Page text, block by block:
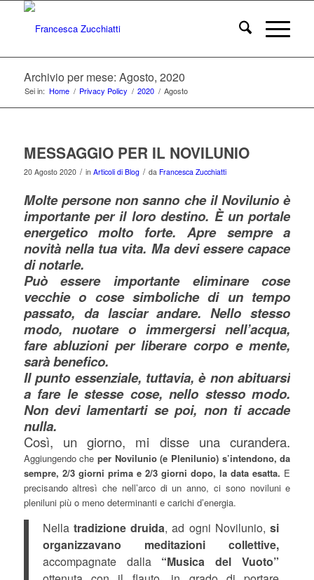
Archivio per mese: Agosto, 2020
Sei in: Home / Privacy Policy / 2020 / Agosto
MESSAGGIO PER IL NOVILUNIO
20 Agosto 2020 / in Articoli di Blog / da Francesca Zucchiatti
Molte persone non sanno che il Novilunio è
importante per il loro destino. È un portale
energetico molto forte. Apre sempre a
novità nella tua vita. Ma devi essere capace
di notarle.
Può essere importante eliminare cose
vecchie o cose simboliche di un tempo
passato, da lasciar andare. Nello stesso
modo, nuotare o immergersi nell’acqua,
fare abluzioni per liberare corpo e mente,
sarà benefico.
Il punto essenziale, tuttavia, è non abituarsi
a fare le stesse cose, nello stesso modo.
Non devi lamentarti se poi, non ti accade
nulla.
Così, un giorno, mi disse una curandera.
Aggiungendo che per Novilunio (e Plenilunio) s’intendono, da
sempre, 2/3 giorni prima e 2/3 giorni dopo, la data esatta. E
precisando altresì che nell’arco di un anno, ci sono noviluni e
pleniluni più o meno determinanti e carichi d’energia.
Nella tradizione druida, ad ogni Novilunio,si
organizzavano meditazioni collettive,
accompagnate dalla “Musica del Vuoto”